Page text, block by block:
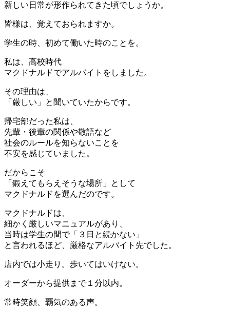
新しい日常が形作られてきた頃でしょうか。
皆様は、覚えておられますか。
学生の時、初めて働いた時のことを。
私は、高校時代
マクドナルドでアルバイトをしました。
その理由は、
「厳しい」と聞いていたからです。
帰宅部だった私は、
先輩・後輩の関係や敬語など
社会のルールを知らないことを
不安を感じていました。
だからこそ
「鍛えてもらえそうな場所」として
マクドナルドを選んだのです。
マクドナルドは、
細かく厳しいマニュアルがあり、
当時は学生の間で「３日と続かない」
と言われるほど、厳格なアルバイト先でした。
店内では小走り。歩いてはいけない。
オーダーから提供まで１分以内。
常時笑顔、覇気のある声。